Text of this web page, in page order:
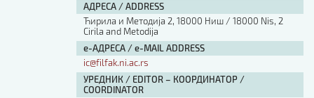
АДРЕСА / ADDRESS
Ћирила и Методија 2, 18000 Ниш / 18000 Nis, 2
Cirila and Metodija
е-АДРЕСА / e-MAIL ADDRESS
ic@filfak.ni.ac.rs
УРЕДНИК / EDITOR – КООРДИНАТОР /
COORDINATOR